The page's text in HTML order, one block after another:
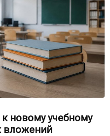
к новому учебному
вложений